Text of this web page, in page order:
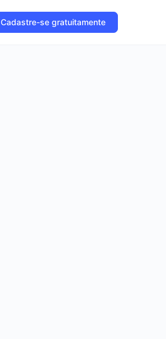
Cadastre-se gratuitamente